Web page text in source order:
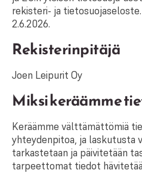
rekisteri- ja
2.6.2026.
Rekisterinpitäjä
Joen Leipurit Oy
Miksi keräämme
Keräämme välttämättömiä
yhteydenpitoa, ja laskutusta
tarkastetaan ja päivitetään
tarpeettomat tiedot